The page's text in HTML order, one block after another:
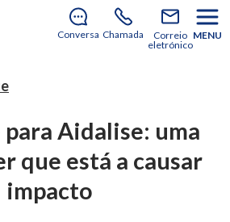
juntar a nós no ano letivo de
se inscrever.
Conversa Chamada
Correio
eletrónico
MENU
Aidalise: uma
que está a causar
impacto